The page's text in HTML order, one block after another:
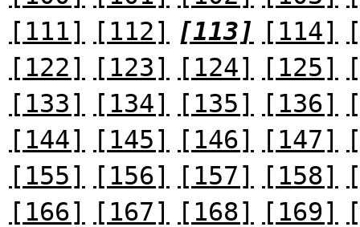
[111]
[112] [113] [114]
[122]
[123] [124] [125]
[133]
[134] [135] [136]
[144]
[145] [146] [147]
[155]
[156] [157] [158]
[166]
[167] [168] [169]